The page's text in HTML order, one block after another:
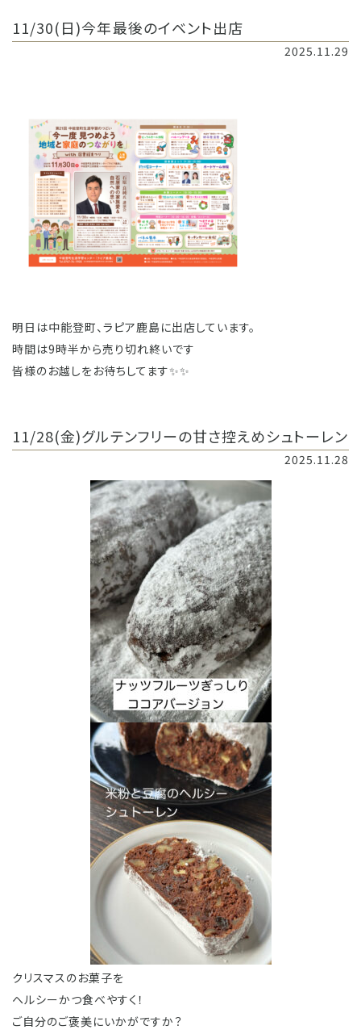
11/30(日)今年最後のイベント出店
2025.11.29
明日は中能登町、ラピア鹿島に出店しています。
時間は9時半から売り切れ終いです
皆様のお越しをお待ちしてます✨✨
11/28(金)グルテンフリーの甘さ控えめシュトーレン
2025.11.28
クリスマスのお菓子を
ヘルシーかつ食べやすく！
ご自分のご褒美にいかがですか？